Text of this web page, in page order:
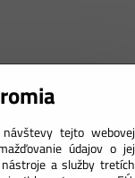
tejto webovej
údajov o jej
a služby tretích